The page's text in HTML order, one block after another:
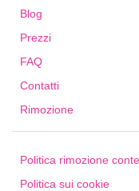
Blog
Prezzi
FAQ
Contatti
Rimozione
Politica rimozione
Politica sui cookie